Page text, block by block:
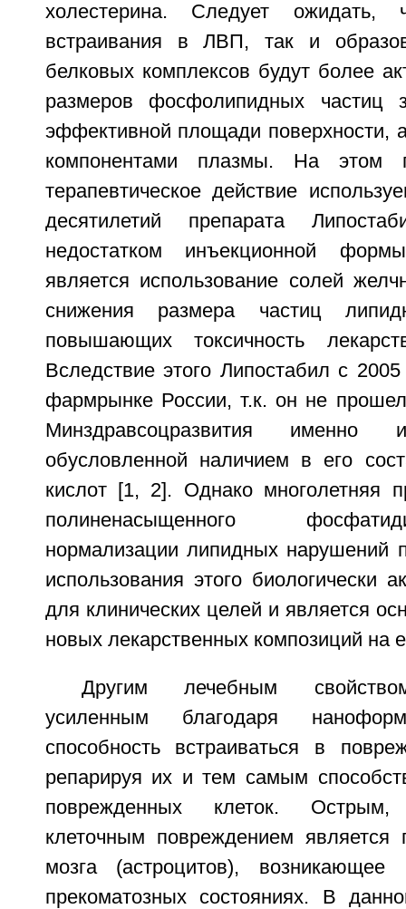
холестерина. Следует ожидать,
встраивания в ЛВП, так и
белковых комплексов будут более
размеров фосфолипидных частиц
эффективной площади поверхности,
компонентами плазмы. На этом
терапевтическое действие
десятилетий препарата
недостатком инъекционной
является использование солей
снижения размера частиц
повышающих токсичность
Вследствие этого Липостабил с 2005
фармрынке России, т.к. он не
Минздравсоцразвития именно
обусловленной наличием в его
кислот [1, 2]. Однако многолетняя
полиненасыщенного
нормализации липидных нарушений
использования этого биологически
для клинических целей и является
новых лекарственных композиций на
Другим лечебным
усиленным благодаря
способность встраиваться в
репарируя их и тем самым
поврежденных клеток. Острым,
клеточным повреждением является
мозга (астроцитов),
прекоматозных состояниях. В